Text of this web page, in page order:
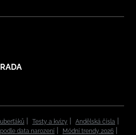
Testy a kvízy
Andělská čísla
data narození
Módní trendy 2026